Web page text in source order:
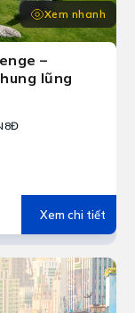
Xem nhanh
–
lũng
Xem chi tiết